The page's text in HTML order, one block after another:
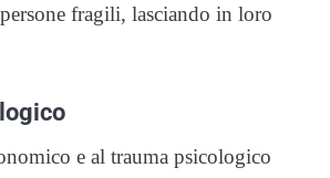
fragili, lasciando in loro
e al trauma psicologico